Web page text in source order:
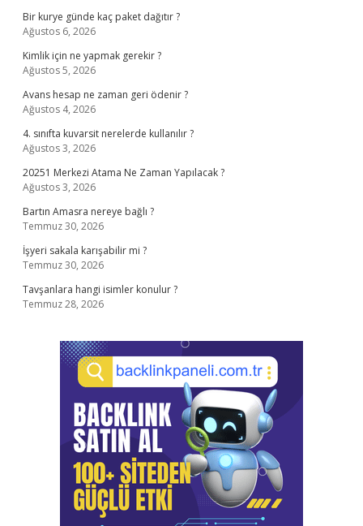
Bir kurye günde kaç paket dağıtır ?
Ağustos 6, 2026
Kimlik için ne yapmak gerekir ?
Ağustos 5, 2026
Avans hesap ne zaman geri ödenir ?
Ağustos 4, 2026
4. sınıfta kuvarsit nerelerde kullanılır ?
Ağustos 3, 2026
20251 Merkezi Atama Ne Zaman Yapılacak ?
Ağustos 3, 2026
Bartın Amasra nereye bağlı ?
Temmuz 30, 2026
İşyeri sakala karışabilir mi ?
Temmuz 30, 2026
Tavşanlara hangi isimler konulur ?
Temmuz 28, 2026